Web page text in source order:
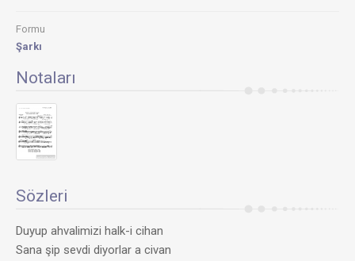
Formu
Şarkı
Notaları
Sözleri
Duyup ahvalimizi halk-i cihan
Sana şip sevdi diyorlar a civan